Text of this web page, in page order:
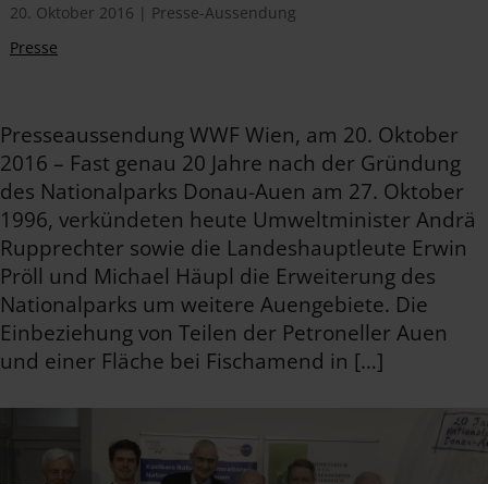
20. Oktober 2016 | Presse-Aussendung
Presse
Presseaussendung WWF Wien, am 20. Oktober
2016 – Fast genau 20 Jahre nach der Gründung
des Nationalparks Donau-Auen am 27. Oktober
1996, verkündeten heute Umweltminister Andrä
Rupprechter sowie die Landeshauptleute Erwin
Pröll und Michael Häupl die Erweiterung des
Nationalparks um weitere Auengebiete. Die
Einbeziehung von Teilen der Petroneller Auen
und einer Fläche bei Fischamend in […]